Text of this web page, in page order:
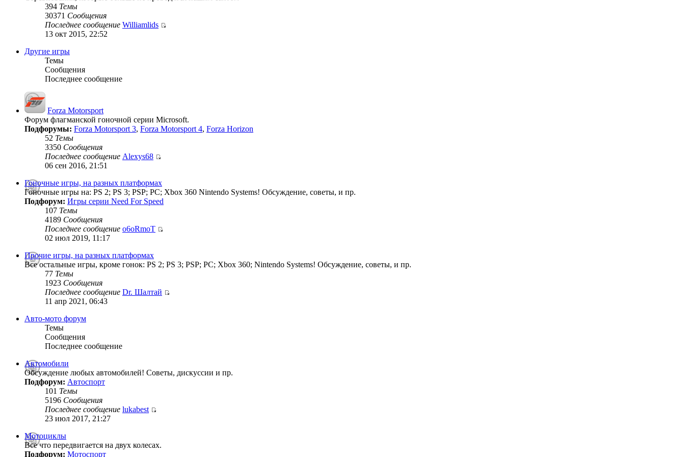
394 Темы
30371 Сообщения
Последнее сообщение Williamlids
13 окт 2015, 22:52
Другие игры
Темы
Сообщения
Последнее сообщение
Forza Motorsport
Форум флагманской гоночной серии Microsoft.
Подфорумы: Forza Motorsport 3, Forza Motorsport 4, Forza Horizon
52 Темы
3350 Сообщения
Последнее сообщение Alexys68
06 сен 2016, 21:51
Гоночные игры, на разных платформах
Гоночные игры на: PS 2; PS 3; PSP; PC; Xbox 360 Nintendo Systems! Обсуждение, советы, и пр.
Подфорум: Игры серии Need For Speed
107 Темы
4189 Сообщения
Последнее сообщение o6oRmoT
02 июл 2019, 11:17
Прочие игры, на разных платформах
Все остальные игры, кроме гонок: PS 2; PS 3; PSP; PC; Xbox 360; Nintendo Systems! Обсуждение, советы, и пр.
77 Темы
1923 Сообщения
Последнее сообщение Dr. Шалтай
11 апр 2021, 06:43
Авто-мото форум
Темы
Сообщения
Последнее сообщение
Автомобили
Обсуждение любых автомобилей! Советы, дискуссии и пр.
Подфорум: Автоспорт
101 Темы
5196 Сообщения
Последнее сообщение lukabest
23 июл 2017, 21:27
Мотоциклы
Все что передвигается на двух колесах.
Подфорум: Мотоспорт